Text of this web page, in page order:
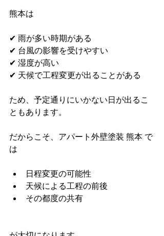
熊本は
✔ 雨が多い時期がある
✔ 台風の影響を受けやすい
✔ 湿度が高い
✔ 天候で工程変更が出ることがある
ため、予定通りにいかない日が出るこ
ともあります。
だからこそ、アパート外壁塗装 熊本 で
は
日程変更の可能性
天候による工程の前後
その都度の共有